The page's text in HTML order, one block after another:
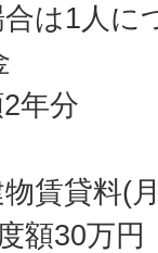
は1人に
年分
賃貸料(
額30万円